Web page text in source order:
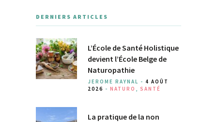
DERNIERS ARTICLES
L’École de Santé Holistique
devient l’École Belge de
Naturopathie
JEROME RAYNAL - 4 AOÛT
2026 - NATURO SANTÉ
La pratique de la non